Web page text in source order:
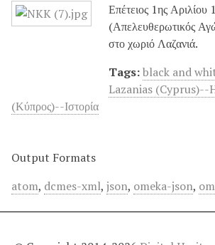
Επέτειος 1ης Αριλίου
(Απελευθερωτικός
στο χωριό Λαζανιά.
Tags:black and
Lazanias (Cyprus)--
(Κύπρος)--Ιστορία
Output Formats
atom, dcmes-xml, json, omeka-json,